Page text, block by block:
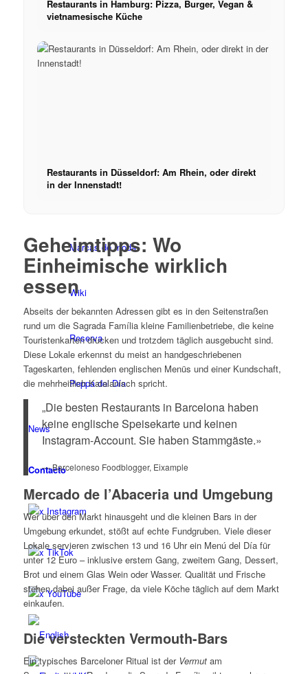
Candidatar
Conviértete en modelo 2026
Marcas de moda
Wiki
Reserva
Peppa del Día
News
Contacto
x Instagram
x TikTok
x YouTube
Restaurants in Hamburg: Pizza, Burger, Vegan &
vietnamesische Küche
Restaurants in Düsseldorf: Am Rhein, oder direkt
in der Innenstadt!
Geheimtipps: Wo
Einheimische wirklich
essen
Abseits der bekannten Adressen gibt es in den Seitenstraßen
rund um die Sagrada Família kleine Familienbetriebe, die keine
Touristenkarten drucken und trotzdem täglich ausgebucht sind.
Diese Lokale erkennst du meist an handgeschriebenen
Tageskarten, fehlenden englischen Menüs und einer Kundschaft,
die mehrheitlich Katalanisch spricht.
„Die besten Restaurants in Barcelona haben
keine englische Speisekarte und keinen
Instagram-Account. Sie haben Stammgäste.»
— Barceloneso Foodblogger, Eixample
Mercado de l’Abaceria und Umgebung
Wer über den Markt hinausgeht und die kleinen Bars in der
Umgebung erkundet, stößt auf echte Fundgruben. Viele dieser
Lokale servieren zwischen 13 und 16 Uhr ein Menú del Día für
unter 12 Euro – inklusive erstem Gang, zweitem Gang, Dessert,
Brot und einem Glas Wein oder Wasser. Qualität und Frische
stehen dabei außer Frage, da viele Köche täglich auf dem Markt
einkaufen.
Die versteckten Vermouth-Bars
Ein typisches Barceloner Ritual ist der Vermutam